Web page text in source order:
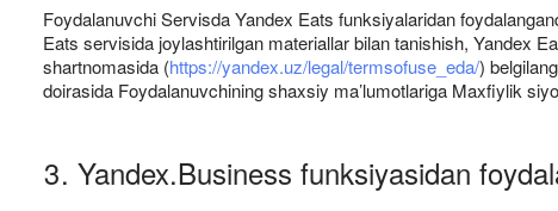
Foydalanuvchi Servisda Yandex Eats funksiyalaridan
Eats servisida joylashtirilgan materiallar bilan tanishish, Yandex
shartnomasida (https://yandex.uz/legal/termsofuse_eda/)
doirasida Foydalanuvchining shaxsiy ma’lumotlariga Maxfiylik
3. Yandex.Business funksiyasidan